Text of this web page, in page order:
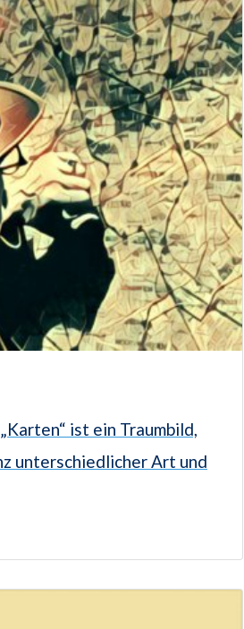
ist ein Traumbild,
unterschiedlicher Art und